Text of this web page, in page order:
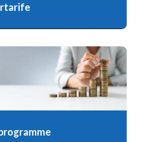
die Bauspartarife der privaten
den Wohnungsbau auch mit